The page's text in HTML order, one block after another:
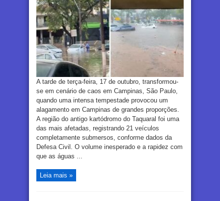
A tarde de terça-feira, 17 de outubro, transformou-
se em cenário de caos em Campinas, São Paulo,
quando uma intensa tempestade provocou um
alagamento em Campinas de grandes proporções.
A região do antigo kartódromo do Taquaral foi uma
das mais afetadas, registrando 21 veículos
completamente submersos, conforme dados da
Defesa Civil. O volume inesperado e a rapidez com
que as águas ...
Leia mais »